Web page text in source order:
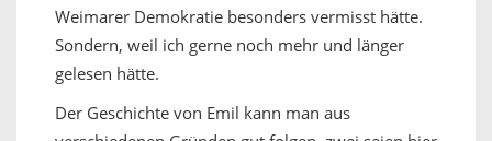
Weimarer Demokratie besonders vermisst hätte.
Sondern, weil ich gerne noch mehr und länger
gelesen hätte.
Der Geschichte von Emil kann man aus